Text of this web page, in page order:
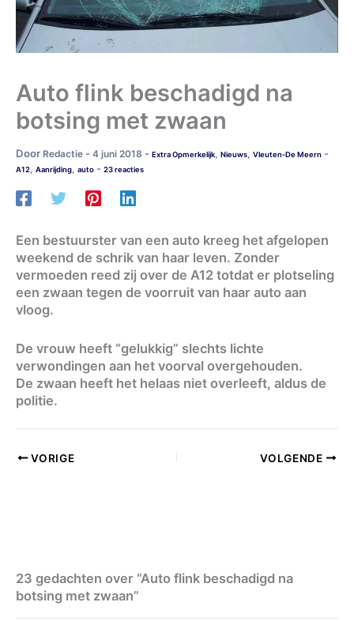
Auto flink beschadigd na
botsing met zwaan
Door Redactie - 4 juni 2018 - Extra Opmerkelijk, Nieuws, Vleuten-De Meern -
A12, Aanrijding, auto - 23 reacties
Een bestuurster van een auto kreeg het afgelopen
weekend de schrik van haar leven. Zonder
vermoeden reed zij over de A12 totdat er plotseling
een zwaan tegen de voorruit van haar auto aan
vloog.
De vrouw heeft “gelukkig” slechts lichte
verwondingen aan het voorval overgehouden.
De zwaan heeft het helaas niet overleeft, aldus de
politie.
VORIGE VOLGENDE
23 gedachten over “Auto flink beschadigd na
botsing met zwaan”